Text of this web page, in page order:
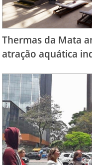
Thermas da Mata
atração aquática